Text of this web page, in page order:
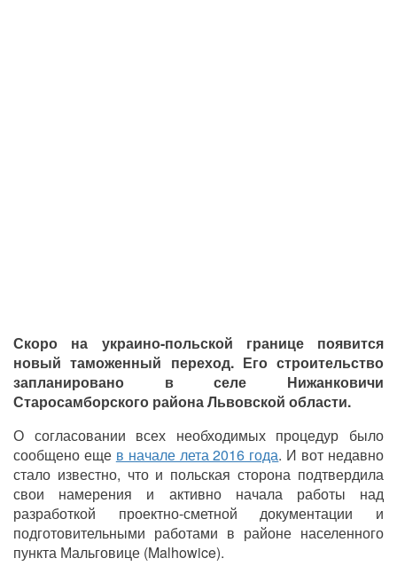
Скоро на украино-польской границе появится
новый таможенный переход. Его строительство
запланировано в селе Нижанковичи
Старосамборского района Львовской области.
О согласовании всех необходимых процедур было
сообщено еще в начале лета 2016 года. И вот недавно
стало известно, что и польская сторона подтвердила
свои намерения и активно начала работы над
разработкой проектно-сметной документации и
подготовительными работами в районе населенного
пункта Мальговице (Malhowice).